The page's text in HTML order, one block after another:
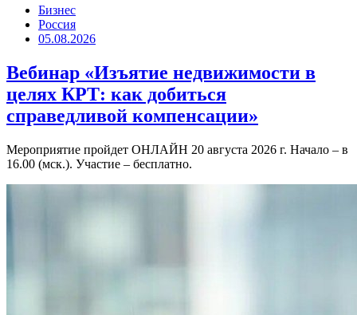
Бизнес
Россия
05.08.2026
Вебинар «Изъятие недвижимости в
целях КРТ: как добиться
справедливой компенсации»
Мероприятие пройдет ОНЛАЙН 20 августа 2026 г. Начало – в
16.00 (мск.). Участие – бесплатно.